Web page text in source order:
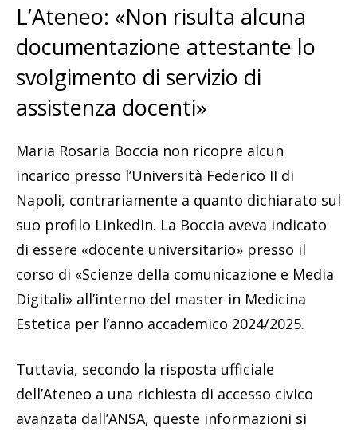
L’Ateneo: «Non risulta alcuna
documentazione attestante lo
svolgimento di servizio di
assistenza docenti»
Maria Rosaria Boccia non ricopre alcun
incarico presso l’Università Federico II di
Napoli, contrariamente a quanto dichiarato sul
suo profilo LinkedIn. La Boccia aveva indicato
di essere «docente universitario» presso il
corso di «Scienze della comunicazione e Media
Digitali» all’interno del master in Medicina
Estetica per l’anno accademico 2024/2025.
Tuttavia, secondo la risposta ufficiale
dell’Ateneo a una richiesta di accesso civico
avanzata dall’ANSA, queste informazioni si